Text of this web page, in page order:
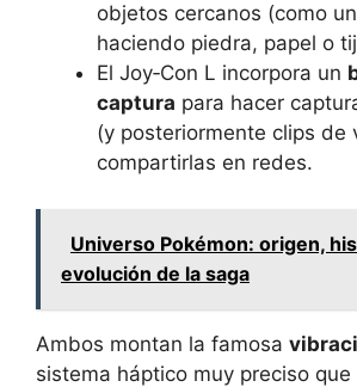
objetos cercanos (como
haciendo piedra, papel o
El Joy‑Con L incorpora un
captura para hacer
(y posteriormente clips de
compartirlas en redes.
Universo Pokémon: origen,
evolución de la saga
Ambos montan la famosa
sistema háptico muy preciso